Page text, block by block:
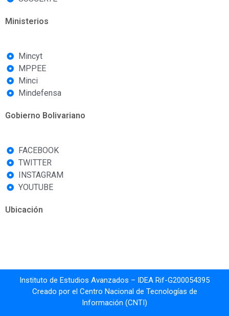
Ministerios
Mincyt
MPPEE
Minci
Mindefensa
Gobierno Bolivariano
FACEBOOK
TWITTER
INSTAGRAM
YOUTUBE
Ubicación
Instituto de Estudios Avanzados – IDEA Rif-G200054395
Creado por el Centro Nacional de Tecnologías de
Información (CNTI)